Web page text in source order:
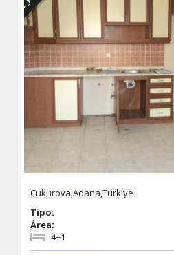
Çukurova,Adana,Türkiye
Tipo:
Área:
4+1